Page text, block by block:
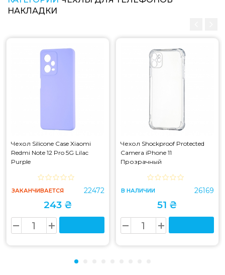
НАКЛАДКИ
Чехол Silicone Case Xiaomi
Redmi Note 12 Pro 5G Lilac
Purple
ЗАКАНЧИВАЕТСЯ 22472
243 ₴
Чехол Shockproof Protected
Camera iPhone 11
Прозрачный
В НАЛИЧИИ 26169
51 ₴